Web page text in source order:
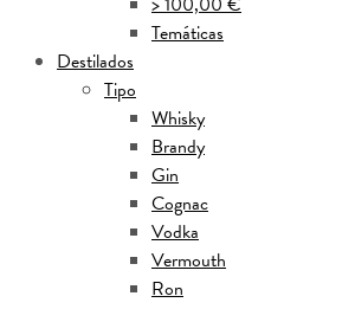
Temáticas
Destilados
Tipo
Whisky
Brandy
Gin
Cognac
Vodka
Vermouth
Ron